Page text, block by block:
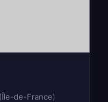
de-France)